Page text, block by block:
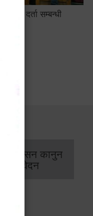
घटना दर्ता सम्बन्धी
प्रशासन कानुन
/ प्रतिवेदन